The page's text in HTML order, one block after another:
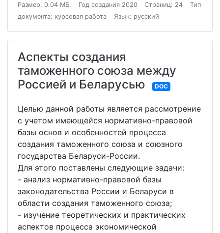
Размер: 0.04 МБ. Год создания 2020 Страниц: 24
Тип
документа: курсовая работа
Язык: русский
Аспекты создания
таможенного союза между
Россией и Беларусью
DOC
Целью данной работы является рассмотрение
с учетом имеющейся нормативно-правовой
базы основ и особенностей процесса
создания таможенного союза и союзного
государства Беларуси-России.
Для этого поставлены следующие задачи:
- анализ нормативно-правовой базы
законодательства России и Беларуси в
области создания таможенного союза;
- изучение теоретических и практических
аспектов процесса экономической